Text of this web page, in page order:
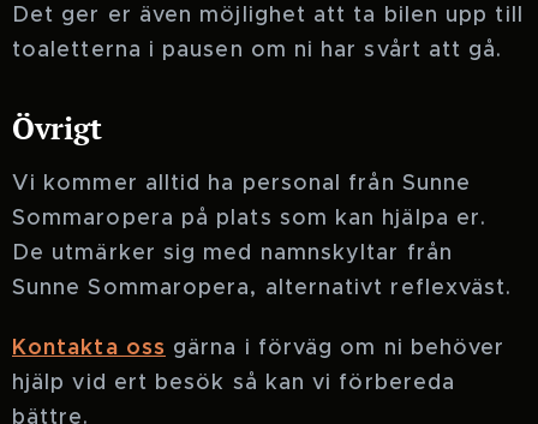
Det ger er även möjlighet att ta bilen upp till
toaletterna i pausen om ni har svårt att gå.
Övrigt
Vi kommer alltid ha personal från Sunne
Sommaropera på plats som kan hjälpa er.
De utmärker sig med namnskyltar från
Sunne Sommaropera, alternativt reflexväst.
Kontakta oss gärna i förväg om ni behöver
hjälp vid ert besök så kan vi förbereda
bättre.